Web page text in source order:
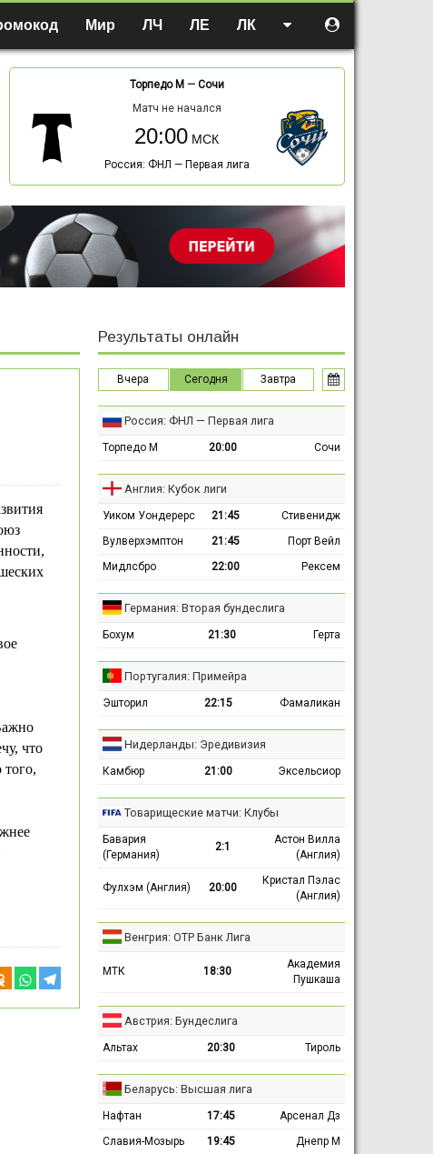
Мир ЛЧ ЛЕ ЛК
Торпедо М — Сочи
Матч не начался
20:00
Россия: ФНЛ — Первая лига
что
того,
Результаты онлайн
Вчера Сегодня Завтра
Россия: ФНЛ — Первая лига
Торпедо М 20:00 Сочи
Англия: Кубок лиги
Уиком Уондерерс 21:45
Стивенидж
Вулверхэмптон
21:45
Порт Вейл
Мидлсбро
22:00 Рексем
Германия: Вторая бундеслига
Бохум 21:30 Герта
Португалия: Примейра
Эшторил 22:15 Фамаликан
Нидерланды: Эредивизия
Камбюр 21:00 Эксельсиор
Товарищеские матчи: Клубы
Бавария
(Германия)
2:1
Астон Вилла
(Англия)
Фулхэм (Англия) 20:00
Кристал Пэлас
(Англия)
Венгрия: ОТР Банк Лига
МТК 18:30
Академия
Пушкаша
Австрия: Бундеслига
Альтах 20:30 Тироль
Беларусь: Высшая лига
Нафтан 17:45
Арсенал Дз
Славия-Мозырь
19:45 Днепр М